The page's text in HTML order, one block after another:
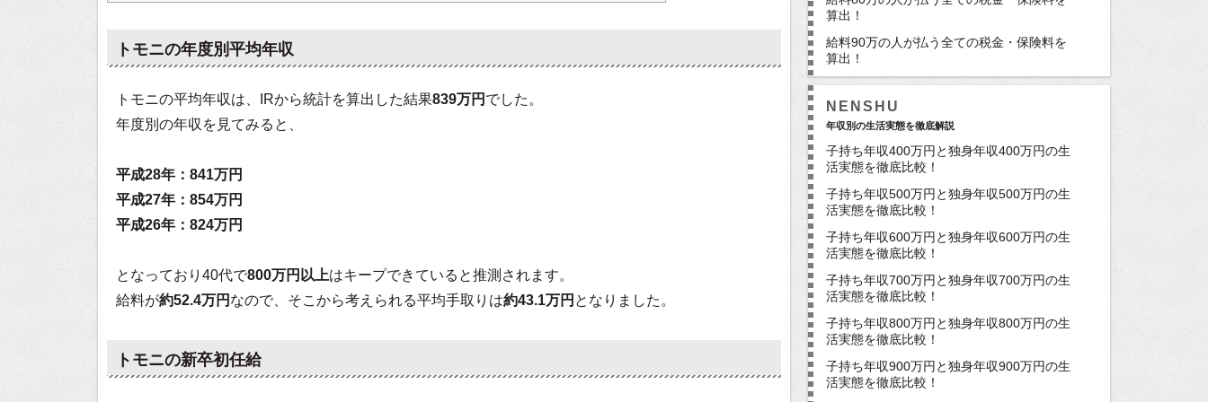
トモニの年度別平均年収
トモニの平均年収は、IRから統計を算出した結果839万円 でした。
年度別の年収を見てみると、
平成28年：841万円
平成27年：854万円
平成26年：824万円
となっており40代で800万円以上はキープできていると推測されます。
給料が約52.4万円 なので、そこから考えられる平均手取りは約43.1万円 となりました。
トモニの新卒初任給
算出！
給料90万の人が払う全ての税金・保険料を
算出！
NENSHU
年収別の生活実態を徹底解説
子持ち年収400万円と独身年収400万円の生
活実態を徹底比較！
子持ち年収500万円と独身年収500万円の生
活実態を徹底比較！
子持ち年収600万円と独身年収600万円の生
活実態を徹底比較！
子持ち年収700万円と独身年収700万円の生
活実態を徹底比較！
子持ち年収800万円と独身年収800万円の生
活実態を徹底比較！
子持ち年収900万円と独身年収900万円の生
活実態を徹底比較！